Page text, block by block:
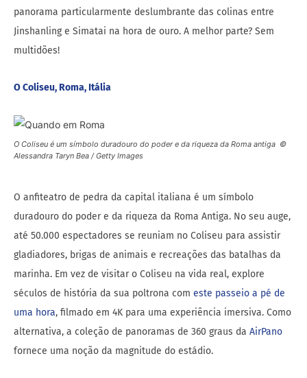
panorama particularmente deslumbrante das colinas entre
Jinshanling e Simatai na hora de ouro. A melhor parte? Sem
multidões!
O Coliseu, Roma, Itália
O Coliseu é um símbolo duradouro do poder e da riqueza da Roma antiga ©
Alessandra Taryn Bea / Getty Images
O anfiteatro de pedra da capital italiana é um símbolo
duradouro do poder e da riqueza da Roma Antiga. No seu auge,
até 50.000 espectadores se reuniam no Coliseu para assistir
gladiadores, brigas de animais e recreações das batalhas da
marinha. Em vez de visitar o Coliseu na vida real, explore
séculos de história da sua poltrona com este passeio a pé de
uma hora, filmado em 4K para uma experiência imersiva. Como
alternativa, a coleção de panoramas de 360 ​​graus da AirPano
fornece uma noção da magnitude do estádio.